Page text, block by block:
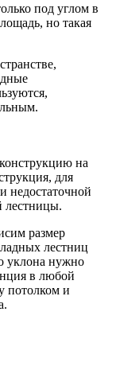
под углом в
но такая
на
для
недостаточной
лестницы.
размер
лестниц
уклона нужно
в любой
потолком и